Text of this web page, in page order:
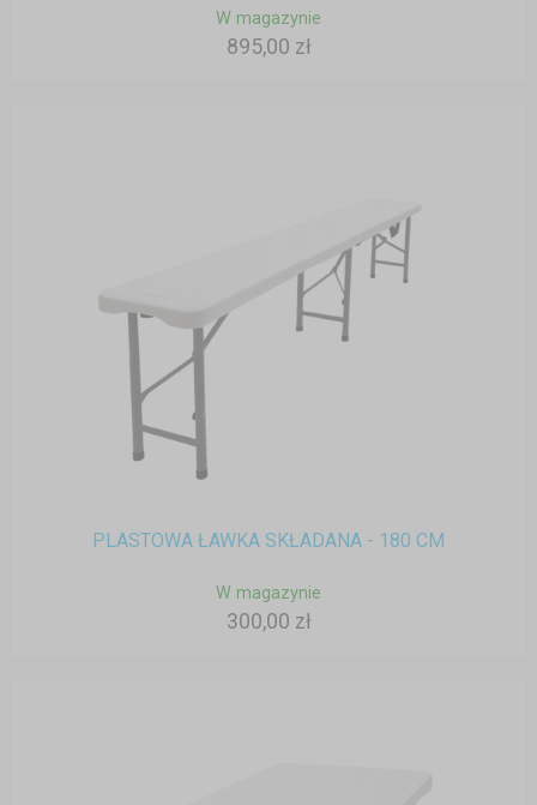
W magazynie
895,00 zł
PLASTOWA ŁAWKA SKŁADANA - 180 CM
W magazynie
300,00 zł